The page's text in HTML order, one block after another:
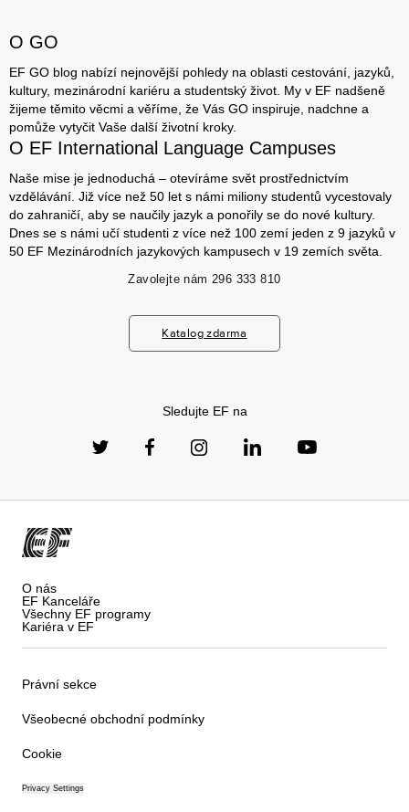
O GO
EF GO blog nabízí nejnovější pohledy na oblasti cestování, jazyků,
kultury, mezinárodní kariéru a studentský život. My v EF nadšeně
žijeme těmito věcmi a věříme, že Vás GO inspiruje, nadchne a
pomůže vytyčit Vaše další životní kroky.
O EF International Language Campuses
Naše mise je jednoduchá – otevíráme svět prostřednictvím
vzdělávání. Již více než 50 let s námi miliony studentů vycestovaly
do zahraničí, aby se naučily jazyk a ponořily se do nové kultury.
Dnes se s námi učí studenti z více než 100 zemí jeden z 9 jazyků v
50 EF Mezinárodních jazykových kampusech v 19 zemích světa.
Zavolejte nám 296 333 810
Katalog zdarma
Sledujte EF na
O nás
EF Kanceláře
Všechny EF programy
Kariéra v EF
Právní sekce
Všeobecné obchodní podmínky
Cookie
Privacy Settings